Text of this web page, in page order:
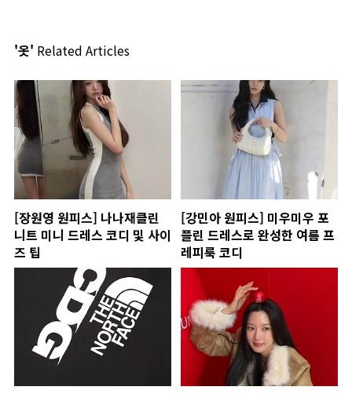
'옷' Related Articles
[장원영 원피스] 나나재클린
니트 미니 드레스 코디 및 사이
즈 팁
[강민아 원피스] 미우미우 포
플린 드레스로 완성한 여름 프
레피룩 코디